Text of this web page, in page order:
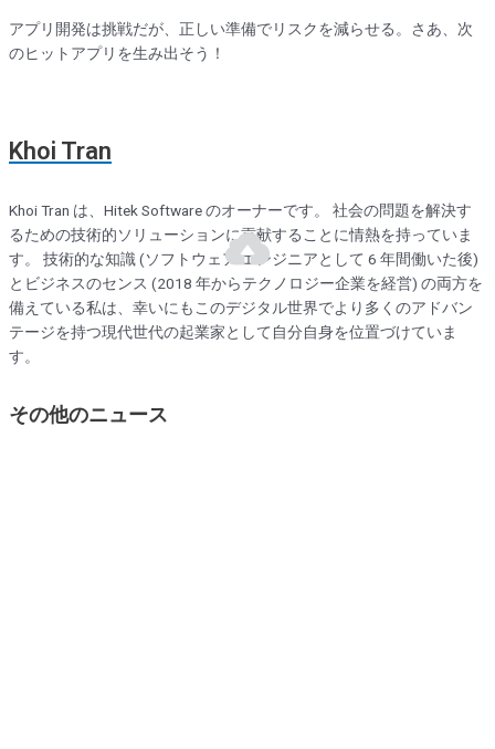
アプリ開発は挑戦だが、正しい準備でリスクを減らせる。さあ、次
のヒットアプリを生み出そう！
Khoi Tran
Khoi Tran は、Hitek Software のオーナーです。 社会の問題を解決す
るための技術的ソリューションに貢献することに情熱を持っていま
す。 技術的な知識 (ソフトウェア エンジニアとして 6 年間働いた後)
とビジネスのセンス (2018 年からテクノロジー企業を経営) の両方を
備えている私は、幸いにもこのデジタル世界でより多くのアドバン
テージを持つ現代世代の起業家として自分自身を位置づけていま
す。
その他のニュース